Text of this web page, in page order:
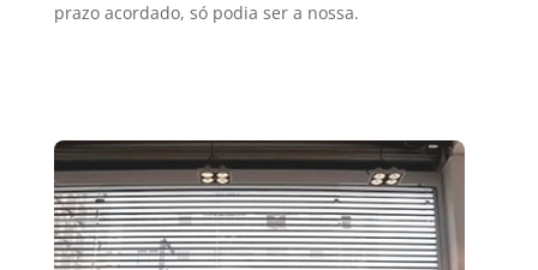
prazo acordado, só podia ser a nossa.